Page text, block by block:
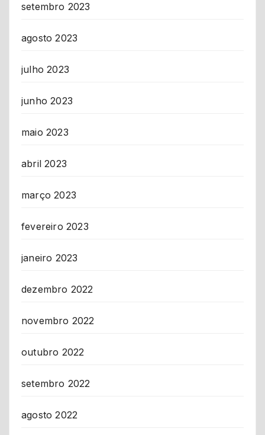
setembro 2023
agosto 2023
julho 2023
junho 2023
maio 2023
abril 2023
março 2023
fevereiro 2023
janeiro 2023
dezembro 2022
novembro 2022
outubro 2022
setembro 2022
agosto 2022